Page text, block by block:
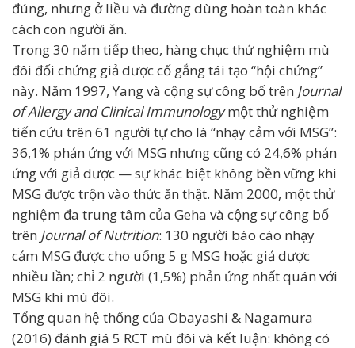
đúng, nhưng ở liều và đường dùng hoàn toàn khác
cách con người ăn.
Trong 30 năm tiếp theo, hàng chục thử nghiệm mù
đôi đối chứng giả dược cố gắng tái tạo “hội chứng”
này. Năm 1997, Yang và cộng sự công bố trên Journal
of Allergy and Clinical Immunologymột thử nghiệm
tiến cứu trên 61 người tự cho là “nhạy cảm với MSG”:
36,1% phản ứng với MSG nhưng cũng có 24,6% phản
ứng với giả dược — sự khác biệt không bền vững khi
MSG được trộn vào thức ăn thật. Năm 2000, một thử
nghiệm đa trung tâm của Geha và cộng sự công bố
trên Journal of Nutrition: 130 người báo cáo nhạy
cảm MSG được cho uống 5 g MSG hoặc giả dược
nhiều lần; chỉ 2 người (1,5%) phản ứng nhất quán với
MSG khi mù đôi.
Tổng quan hệ thống của Obayashi & Nagamura
(2016) đánh giá 5 RCT mù đôi và kết luận: không có